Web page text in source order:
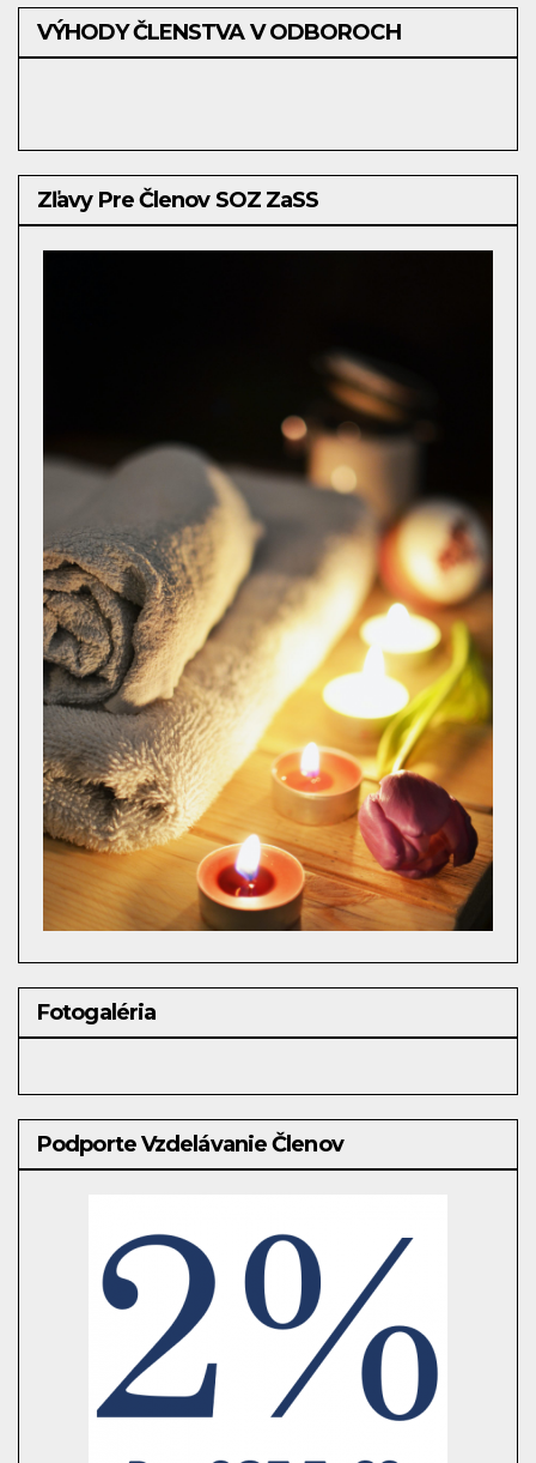
VÝHODY ČLENSTVA V ODBOROCH
Zľavy Pre Členov SOZ ZaSS
Fotogaléria
Podporte Vzdelávanie Členov